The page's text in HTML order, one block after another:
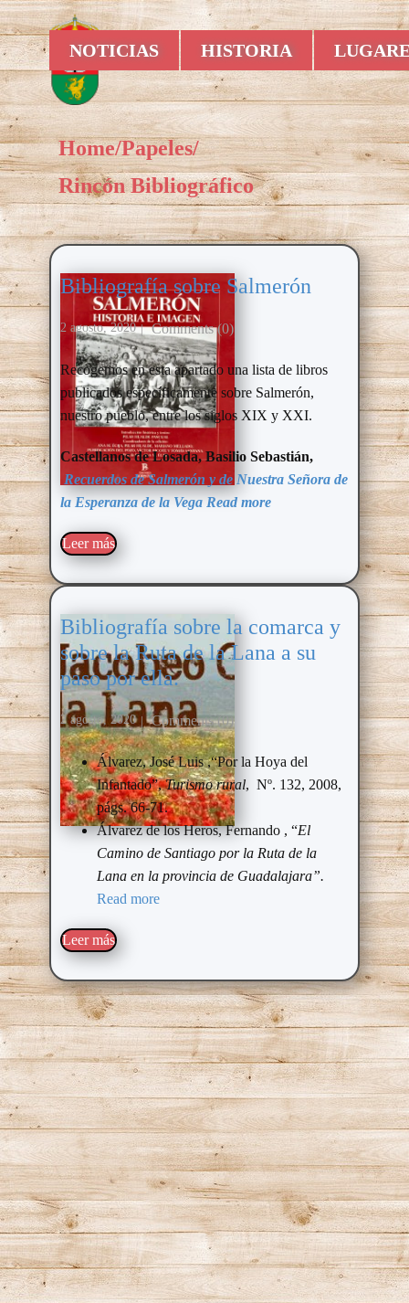
NOTICIAS HISTORIA
Home/Papeles/
Rincón Bibliográfico
Bibliografía sobre Salmerón
2 agosto, 2020 Comments (0)
Recogemos en esta apartado una lista de libros
publicados específicamente sobre Salmerón,
nuestro pueblo, entre los siglos XIX y XXI.
Castellanos de Losada, Basilio Sebastián,
Recuerdos de Salmerón y de Nuestra Señora de
la Esperanza de la Vega Read more
Leer más​
Bibliografía sobre la comarca y
sobre la Ruta de la Lana a su
paso por ella.
2 agosto, 2020 Comments (0)
Álvarez, José Luis ,“Por la Hoya del
Infantado”,Turismo rural, Nº. 132, 2008,
págs. 66-71.
Álvarez de los Heros, Fernando , “El
Camino de Santiago por la Ruta de la
Lana en la provincia de Guadalajara”.
Read more
Leer más​